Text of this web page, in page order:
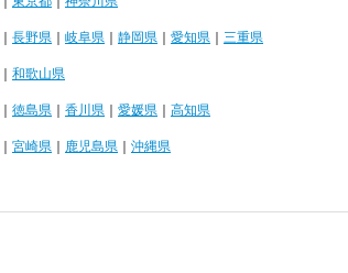
長野県 岐阜県 静岡県 愛知県 三重県
和歌山県
徳島県 香川県 愛媛県 高知県
宮崎県 鹿児島県 沖縄県